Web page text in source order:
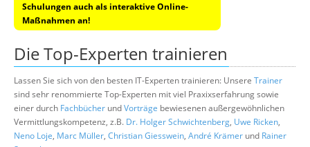
Schulungen auch als interaktive Online-
Maßnahmen an!
Die Top-Experten trainieren
Lassen Sie sich von den besten IT-Experten trainieren: Unsere Trainer
sind sehr renommierte Top-Experten mit viel Praxixserfahrung sowie
einer durch Fachbücher undVorträge bewiesenen außergewöhnlichen
Vermittlungskompetenz, z.B. Dr. Holger Schwichtenberg, Uwe Ricken,
Neno Loje, Marc Müller, Christian Giesswein, André Krämer und Rainer